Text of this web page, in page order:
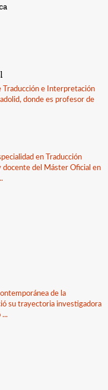
Traducción e Interpretación
donde es profesor de
en Traducción
docente del Máster Oficial en
de la
su trayectoria investigadora
...